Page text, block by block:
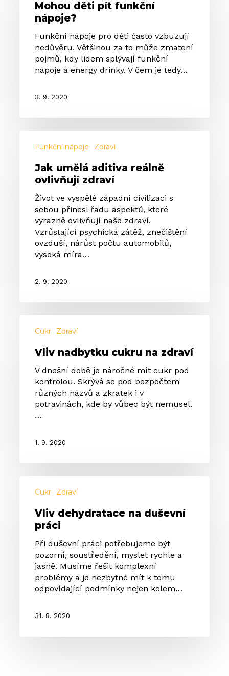
funkční
nápoje?
Mohou děti pít funkční
nápoje?
Funkční nápoje pro děti často vzbuzují
nedůvěru. Většinou za to může zmatení
pojmů, kdy lidem splývají funkční
nápoje a energy drinky. V čem je tedy…
3. 9. 2020
umělá
reálně
ovlivňují
zdraví
Funkční nápoje Zdraví
Jak umělá aditiva reálně
ovlivňují zdraví
Život ve vyspělé západní civilizaci s
sebou přinesl řadu aspektů, které
výrazně ovlivňují naše zdraví.
Vzrůstající psychická zátěž, znečištění
ovzduší, nárůst počtu automobilů,
vysoká míra…
2. 9. 2020
nadbytku
Cukr Zdraví
Vliv nadbytku cukru na zdraví
V dnešní době je náročné mít cukr pod
kontrolou. Skrývá se pod bezpočtem
různých názvů a zkratek i v
potravinách, kde by vůbec být nemusel.
…
1. 9. 2020
dehydratace
duševní
práci
Cukr Zdraví
Vliv dehydratace na duševní
práci
Při duševní práci potřebujeme být
pozorní, soustředění, myslet rychle a
jasně. Musíme řešit komplexní
problémy a je nezbytné mít k tomu
odpovídající podmínky nejen kolem…
31. 8. 2020